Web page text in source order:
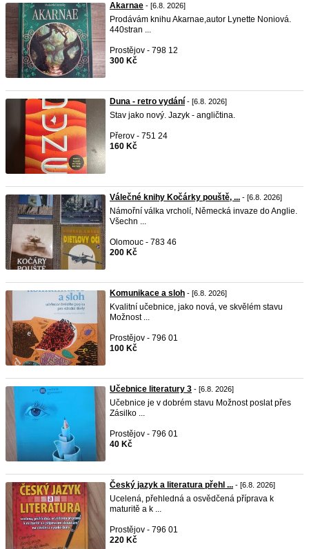
Akarnae - [6.8. 2026]
Prodávám knihu Akarnae,autor Lynette Noniová.
440stran ...
Prostějov - 798 12
300 Kč
Duna - retro vydání - [6.8. 2026]
Stav jako nový. Jazyk - angličtina.
Přerov - 751 24
160 Kč
Válečné knihy Kočárky pouště, ... - [6.8. 2026]
Námořní válka vrcholí, Německá invaze do Anglie.
Všechn ...
Olomouc - 783 46
200 Kč
Komunikace a sloh - [6.8. 2026]
Kvalitní učebnice, jako nová, ve skvělém stavu
Možnost ...
Prostějov - 796 01
100 Kč
Učebnice literatury 3 - [6.8. 2026]
Učebnice je v dobrém stavu Možnost poslat přes
Zásilko ...
Prostějov - 796 01
40 Kč
Český jazyk a literatura přehl ... - [6.8. 2026]
Ucelená, přehledná a osvědčená příprava k
maturitě a k ...
Prostějov - 796 01
220 Kč